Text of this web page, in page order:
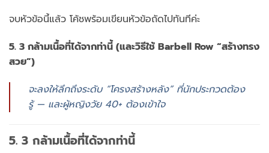
จบหัวข้อนี้แล้ว โค้ชพร้อมเขียนหัวข้อถัดไปทันทีค่ะ
5. 3 กล้ามเนื้อที่ได้จากท่านี้ (และวิธีใช้ Barbell Row “สร้างทรง
สวย”)
จะลงให้ลึกถึงระดับ “โครงสร้างหลัง” ที่นักประกวดต้อง
รู้ — และผู้หญิงวัย 40+ ต้องเข้าใจ
5. 3 กล้ามเนื้อที่ได้จากท่านี้